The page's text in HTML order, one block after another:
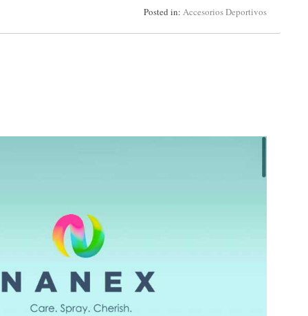
Posted in: Accesorios Deportivos